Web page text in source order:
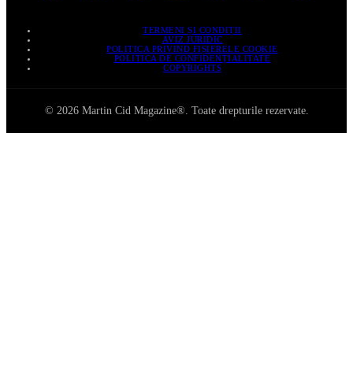
TERMENI ȘI CONDIȚII
AVIZ JURIDIC
POLITICA PRIVIND FIȘIERELE COOKIE
POLITICA DE CONFIDENȚIALITATE
COPYRIGHTS
© 2026 Martin Cid Magazine®. Toate drepturile rezervate.